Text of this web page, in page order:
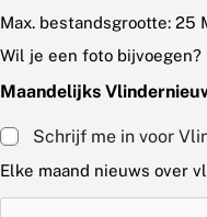
Max. bestandsgrootte: 25
Wil je een foto
Maandelijks
Schrijf me in voor
Elke maand nieuws over
C